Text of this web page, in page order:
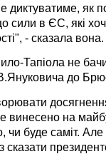
диктуватиме, як
сили в ЄС, які
- сказала вона.
Тапіола не
В.Януковича до
винесено на
чи буде саміт.
сказати